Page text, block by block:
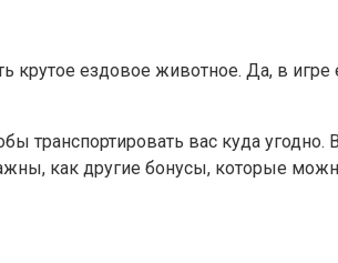
крутое ездовое животное. Да, в
транспортировать вас куда
как другие бонусы, которые